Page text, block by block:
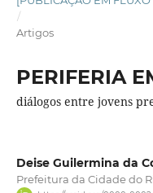
/
Artigos
PERIFERIA
diálogos entre jovens
Deise Guilermina da
Prefeitura da Cidade do